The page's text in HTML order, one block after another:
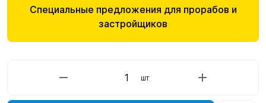
Специальные предложения для прорабов и
застройщиков
шт